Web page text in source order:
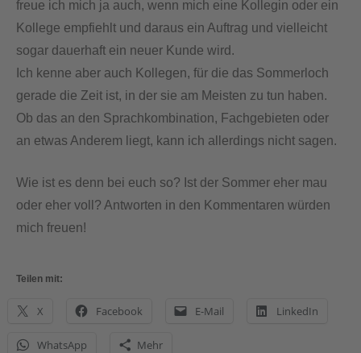
freue ich mich ja auch, wenn mich eine Kollegin oder ein
Kollege empfiehlt und daraus ein Auftrag und vielleicht
sogar dauerhaft ein neuer Kunde wird.
Ich kenne aber auch Kollegen, für die das Sommerloch
gerade die Zeit ist, in der sie am Meisten zu tun haben.
Ob das an den Sprachkombination, Fachgebieten oder
an etwas Anderem liegt, kann ich allerdings nicht sagen.
Wie ist es denn bei euch so? Ist der Sommer eher mau
oder eher voll? Antworten in den Kommentaren würden
mich freuen!
Teilen mit:
X Facebook E-Mail LinkedIn
WhatsApp Mehr